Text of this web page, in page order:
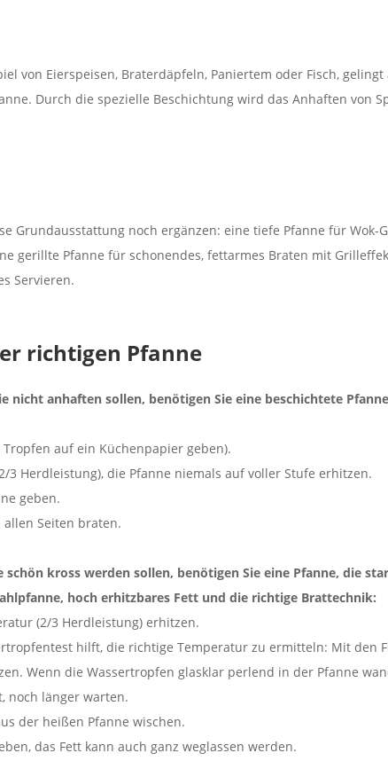
von Eierspeisen, Braterdäpfeln, Paniertem oder Fisch, gelingt
Durch die spezielle Beschichtung wird das Anhaften von
Grundausstattung noch ergänzen: eine tiefe Pfanne für Wok-
gerillte Pfanne für schonendes, fettarmes Braten mit
Servieren.
richtigen Pfanne
nicht anhaften sollen, benötigen Sie eine beschichtete
auf ein Küchenpapier geben).
Herdleistung), die Pfanne niemals auf voller Stufe erhitzen.
geben.
Seiten braten.
schön kross werden sollen, benötigen Sie eine Pfanne, die
hoch erhitzbares Fett und die richtige Brattechnik:
(2/3 Herdleistung) erhitzen.
hilft, die richtige Temperatur zu ermitteln: Mit den
Wenn die Wassertropfen glasklar perlend in der Pfanne
noch länger warten.
der heißen Pfanne wischen.
das Fett kann auch ganz weglassen werden.